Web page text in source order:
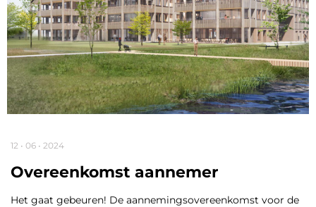
12 • 06 • 2024
Overeenkomst aannemer
Het gaat gebeuren! De aannemingsovereenkomst voor de